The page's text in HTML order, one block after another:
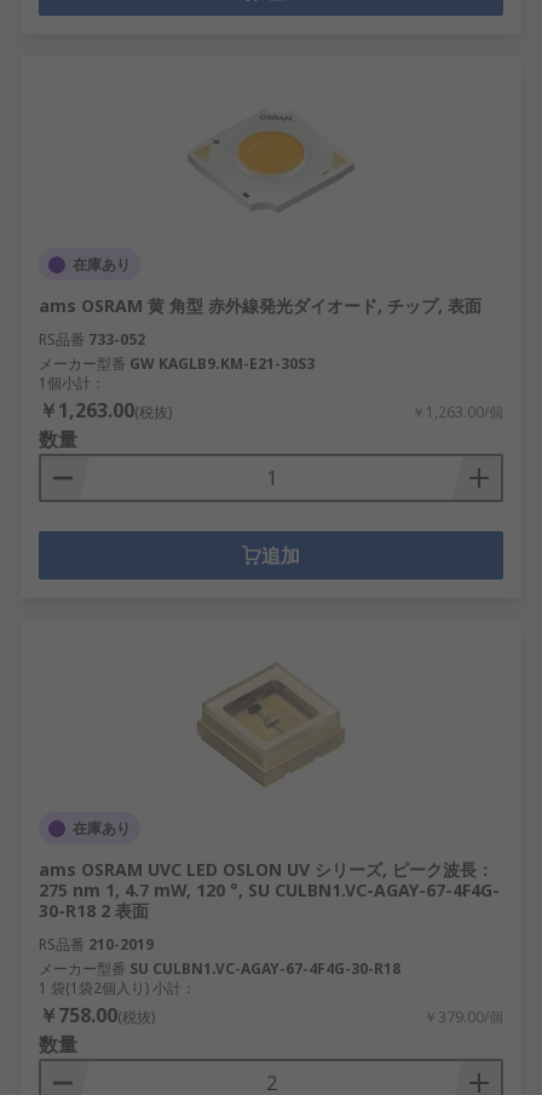
在庫あり
ams OSRAM 黄 角型 赤外線発光ダイオード, チップ, 表面
RS品番 733-052
メーカー型番 GW KAGLB9.KM-E21-30S3
1個小計：
￥1,263.00(税抜) ￥1,263.00/個
数量
追加
在庫あり
ams OSRAM UVC LED OSLON UV シリーズ, ピーク波長：
275 nm 1, 4.7 mW, 120 °, SU CULBN1.VC-AGAY-67-4F4G-
30-R18 2 表面
RS品番 210-2019
メーカー型番 SU CULBN1.VC-AGAY-67-4F4G-30-R18
1 袋(1袋2個入り) 小計：
￥758.00(税抜) ￥379.00/個
数量